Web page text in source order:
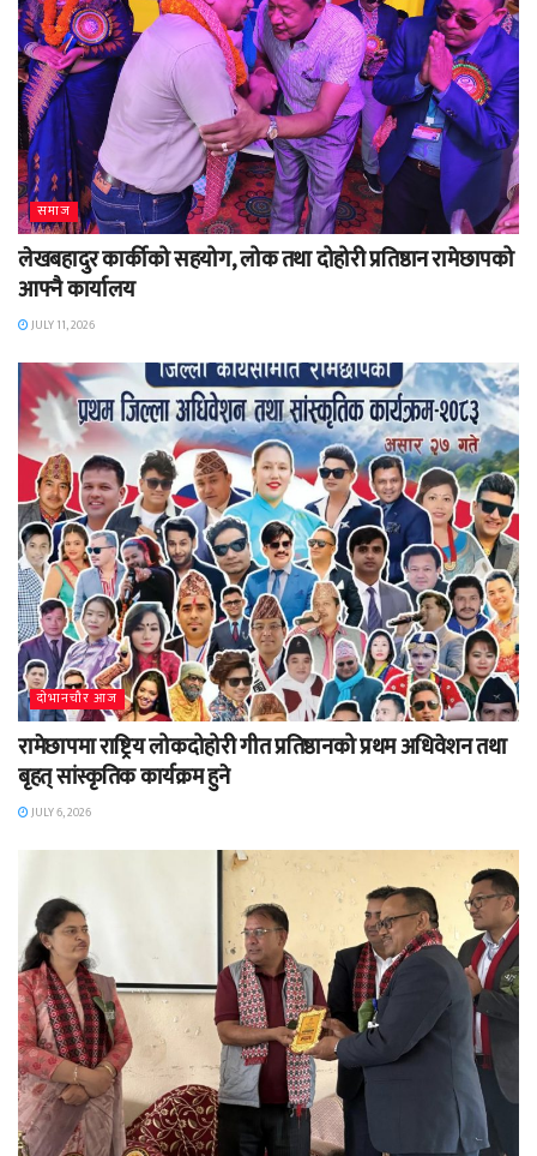
समाज
लेखबहादुर कार्कीको सहयोग, लोक तथा दोहोरी प्रतिष्ठान रामेछापको
आफ्नै कार्यालय
JULY 11, 2026
दाेभानचाैर आज
रामेछापमा राष्ट्रिय लोकदोहोरी गीत प्रतिष्ठानको प्रथम अधिवेशन तथा
बृहत् सांस्कृतिक कार्यक्रम हुने
JULY 6, 2026